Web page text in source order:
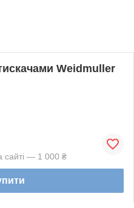
Weidmuller
сайті — 1 000 ₴